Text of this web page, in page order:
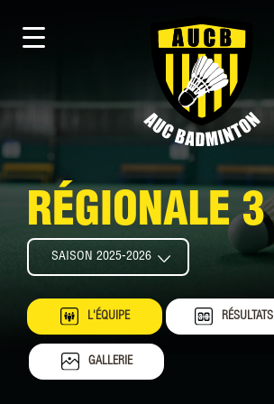
RÉGIONALE 3
L'ÉQUIPE RÉSULTATS
GALLERIE